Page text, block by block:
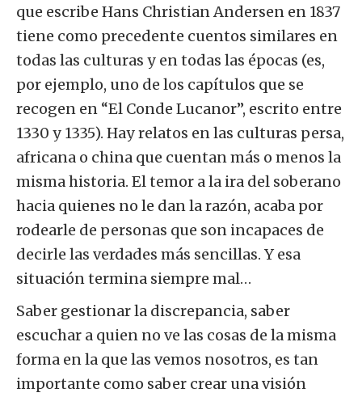
que escribe Hans Christian Andersen en 1837
tiene como precedente cuentos similares en
todas las culturas y en todas las épocas (es,
por ejemplo, uno de los capítulos que se
recogen en “El Conde Lucanor”, escrito entre
1330 y 1335). Hay relatos en las culturas persa,
africana o china que cuentan más o menos la
misma historia. El temor a la ira del soberano
hacia quienes no le dan la razón, acaba por
rodearle de personas que son incapaces de
decirle las verdades más sencillas. Y esa
situación termina siempre mal…
Saber gestionar la discrepancia, saber
escuchar a quien no ve las cosas de la misma
forma en la que las vemos nosotros, es tan
importante como saber crear una visión